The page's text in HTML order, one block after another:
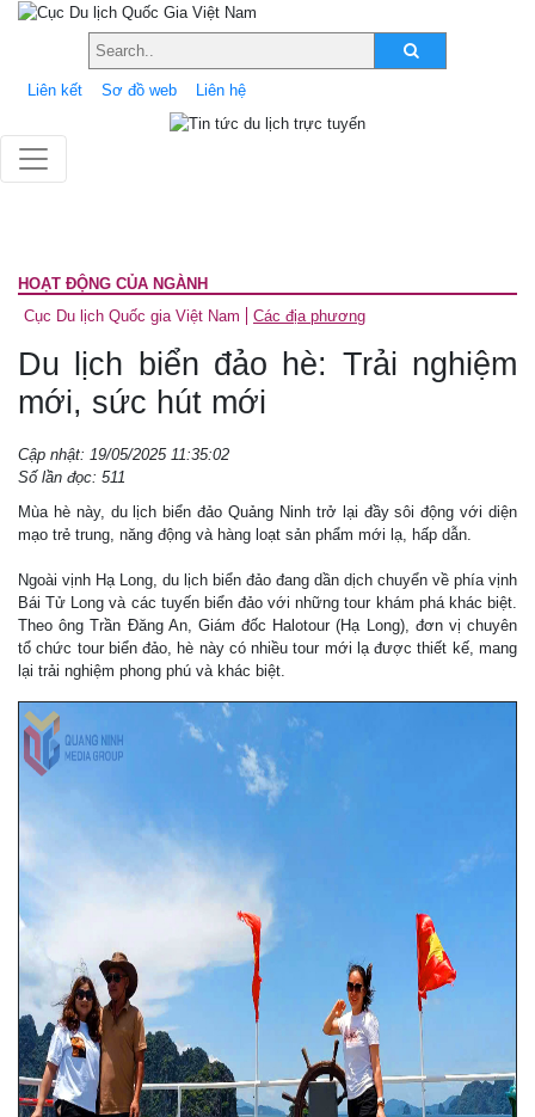
Liên kết Sơ đồ web Liên hệ
HOẠT ĐỘNG CỦA NGÀNH
Cục Du lịch Quốc gia Việt Nam
Các địa phương
Du lịch biển đảo hè: Trải nghiệm
mới, sức hút mới
Cập nhật: 19/05/2025 11:35:02
Số lần đọc: 511
Mùa hè này, du lịch biển đảo Quảng Ninh trở lại đầy sôi động với diện
mạo trẻ trung, năng động và hàng loạt sản phẩm mới lạ, hấp dẫn.
Ngoài vịnh Hạ Long, du lịch biển đảo đang dần dịch chuyển về phía vịnh
Bái Tử Long và các tuyến biển đảo với những tour khám phá khác biệt.
Theo ông Trần Đăng An, Giám đốc Halotour (Hạ Long), đơn vị chuyên
tổ chức tour biển đảo, hè này có nhiều tour mới lạ được thiết kế, mang
lại trải nghiệm phong phú và khác biệt.